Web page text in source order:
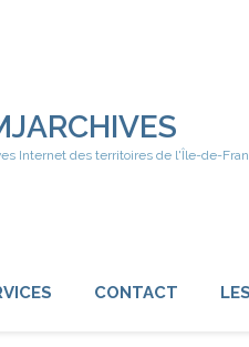
Internet des territoires de l'Île-de-
CONTACT